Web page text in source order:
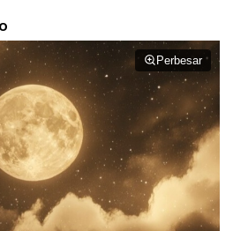
Perbesar